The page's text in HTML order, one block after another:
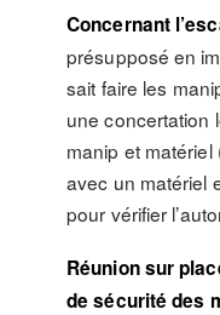
Concernant
présupposé en
sait faire les
une concertation
manip et matériel
avec un matériel
pour vérifier
Réunion sur
de sécurité des